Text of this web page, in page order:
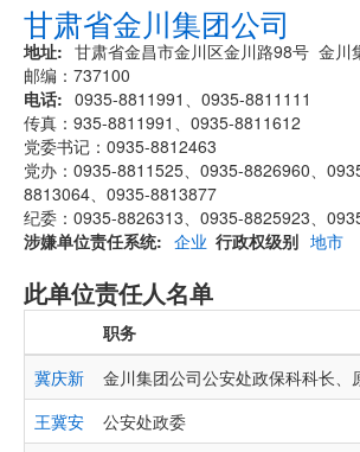
甘肃省金川集团公司
地址
甘肃省金昌市金川区金川路98号 金川
邮编：737100
电话
0935-8811991、0935-8811111
传真：935-8811991、0935-8811612
党委书记：0935-8812463
党办：0935-8811525、0935-8826960、
8813064、0935-8813877
纪委：0935-8826313、0935-8825923、
涉嫌单位责任系统
企业 行政权级别 地市
此单位责任人名单
职务
冀庆新
金川集团公司公安处政保科科长
王冀安
公安处政委